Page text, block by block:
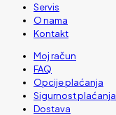
Servis
O nama
Kontakt
Moj račun
FAQ
Opcije plaćanja
Sigurnost plaćanja
Dostava